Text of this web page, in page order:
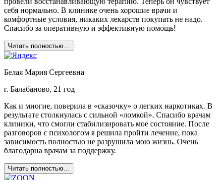
себя нормально. В клинике очень хорошие врачи и
комфортные условия, никаких лекарств покупать не надо.
Спасибо за оперативную и эффективную помощь!
Читать полностью...
Белая Мария Сергеевна
г. Балабаново, 21 год
Как и многие, поверила в «сказочку» о легких наркотиках. В
результате столкнулась с сильной «ломкой». Спасибо врачам
клиники, что смогли стабилизировать мое состояние. После
разговоров с психологом я решила пройти лечение, пока
зависимость полностью не разрушила мою жизнь. Очень
благодарна врачам за поддержку.
Читать полностью...